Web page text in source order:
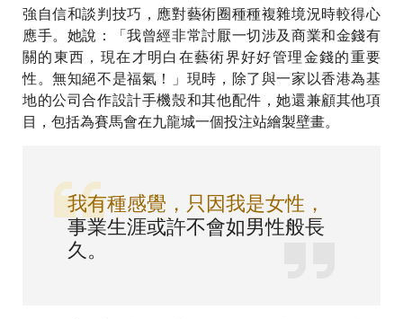
強自信和談判技巧，應對藝術圈種種複雜境況時較得心
應手。她說：「我曾經非常討厭一切涉及商業和金錢有
關的東西，現在才明白在藝術界好好管理金錢的重要
性。無知絕不是福氣！」現時，除了與一家以香港為基
地的公司合作設計手機殼和其他配件，她還兼顧其他項
目，包括為賽馬會在九龍城一個投注站繪製壁畫。
我有種感覺，只因我是女性，
事業生涯或許不會如男性般長
久。